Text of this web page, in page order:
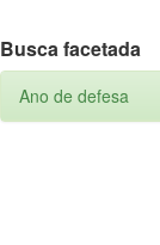
Busca facetada
Ano de defesa